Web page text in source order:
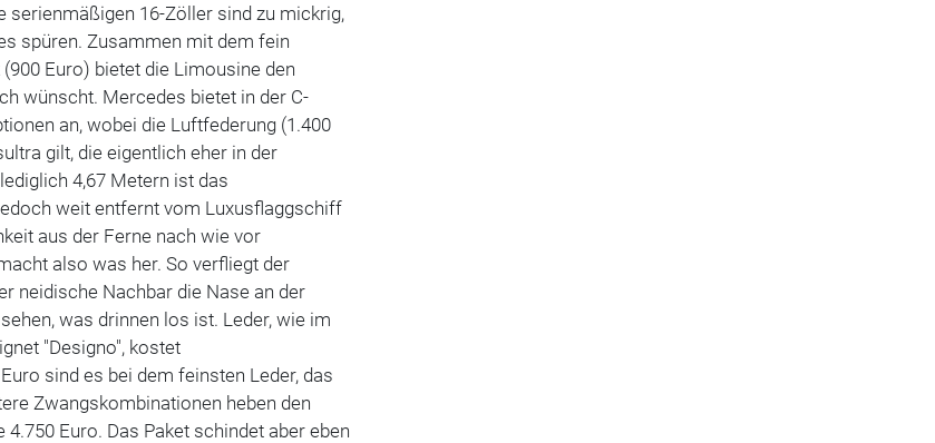
serienmäßigen 16-Zöller sind zu mickrig,
spüren. Zusammen mit dem fein
Euro) bietet die Limousine den
wünscht. Mercedes bietet in der C-
an, wobei die Luftfederung (1.400
gilt, die eigentlich eher in der
4,67 Metern ist das
weit entfernt vom Luxusflaggschiff
aus der Ferne nach wie vor
also was her. So verfliegt der
neidische Nachbar die Nase an der
was drinnen los ist. Leder, wie im
"Designo", kostet
sind es bei dem feinsten Leder, das
Zwangskombinationen heben den
Euro. Das Paket schindet aber eben